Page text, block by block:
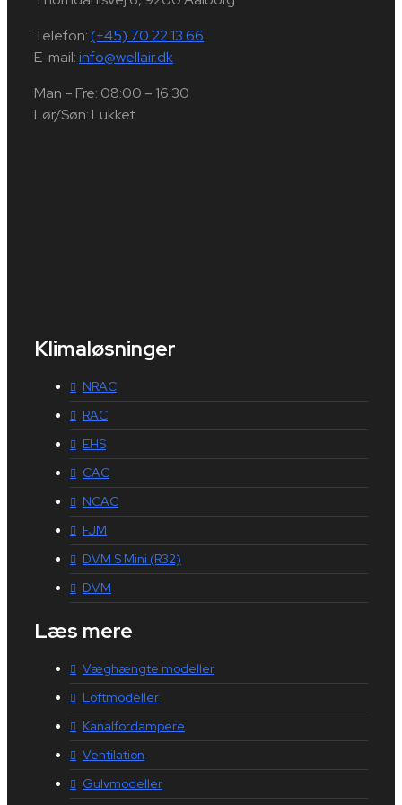
Telefon:(+45) 70 22 13 66
E-mail:info@wellair.dk
Man – Fre: 08:00 – 16:30
Lør/Søn: Lukket
Klimaløsninger
NRAC
RAC
EHS
CAC
NCAC
FJM
DVM S Mini (R32)
DVM
Læs mere
Væghængte modeller
Loftmodeller
Kanalfordampere
Ventilation
Gulvmodeller